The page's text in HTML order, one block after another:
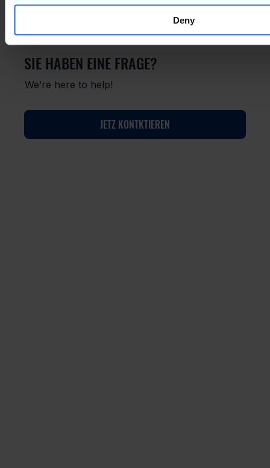
Deny
SIE HABEN EINE FRAGE?
We’re here to help!
JETZ KONTKTIEREN